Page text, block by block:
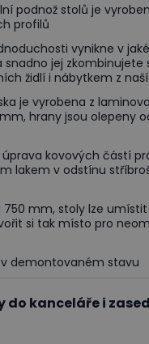
podnož stolů je
profilů
vynikne v
jej zkombinujete
židlí i nábytkem z
je vyrobena z
hrany jsou olepeny
kovových částí
lakem v odstínu
750 mm, stoly lze
si tak místo pro
demontovaném stavu
do kanceláře i